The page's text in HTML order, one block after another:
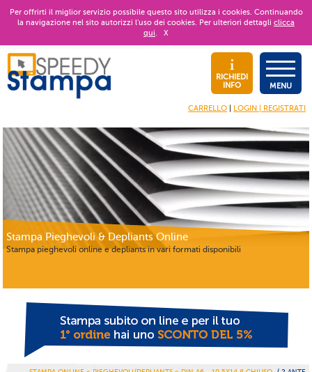
Per offrirti il miglior servizio possibile questo sito utilizza i cookies. Continuando
la navigazione nel sito autorizzi l’uso dei cookies. Per ulteriori dettagli clicca
qui. X
RICHIEDI
INFO
MENU
CARRELLO LOGIN | REGISTRATI
Stampa Pieghevoli & Depliants Online
Stampa pieghevoli online e depliants in vari formati disponibili